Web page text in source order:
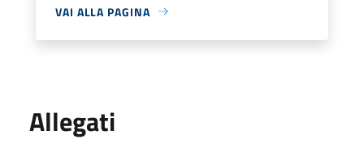
VAI ALLA PAGINA
Allegati